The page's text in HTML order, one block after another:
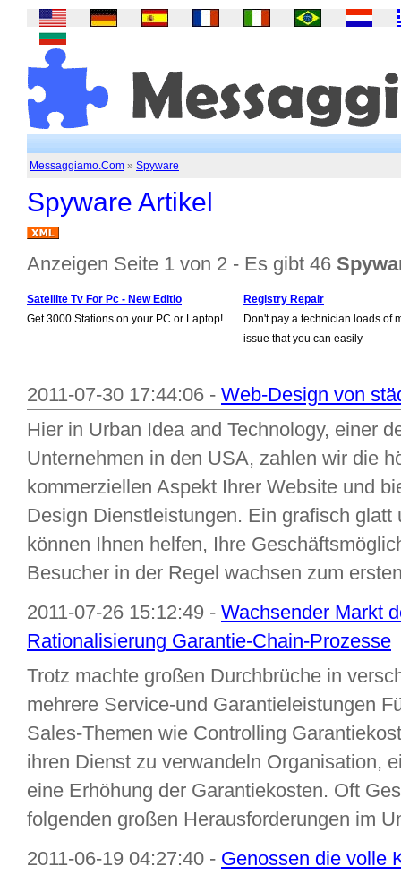
Messaggiamo.Com » Spyware
Spyware Artikel
Anzeigen Seite 1 von 2 - Es gibt 46
Satellite Tv For Pc - New Editio
Get 3000 Stations on your PC or Laptop!
Registry Repair
Don't pay a technician loads of
issue that you can easily
2011-07-30 17:44:06 - Web-Design von
Hier in Urban Idea and Technology, einer
Unternehmen in den USA, zahlen wir die
kommerziellen Aspekt Ihrer Website und
Design Dienstleistungen. Ein grafisch
können Ihnen helfen, Ihre
Besucher in der Regel wachsen zum
2011-07-26 15:12:49 - Wachsender Markt
Rationalisierung Garantie-Chain-Prozesse
Trotz machte großen Durchbrüche in
mehrere Service-und Garantieleistungen
Sales-Themen wie Controlling
ihren Dienst zu verwandeln Organisation,
eine Erhöhung der Garantiekosten. Oft
folgenden großen Herausforderungen im
2011-06-19 04:27:40 - Genossen die volle